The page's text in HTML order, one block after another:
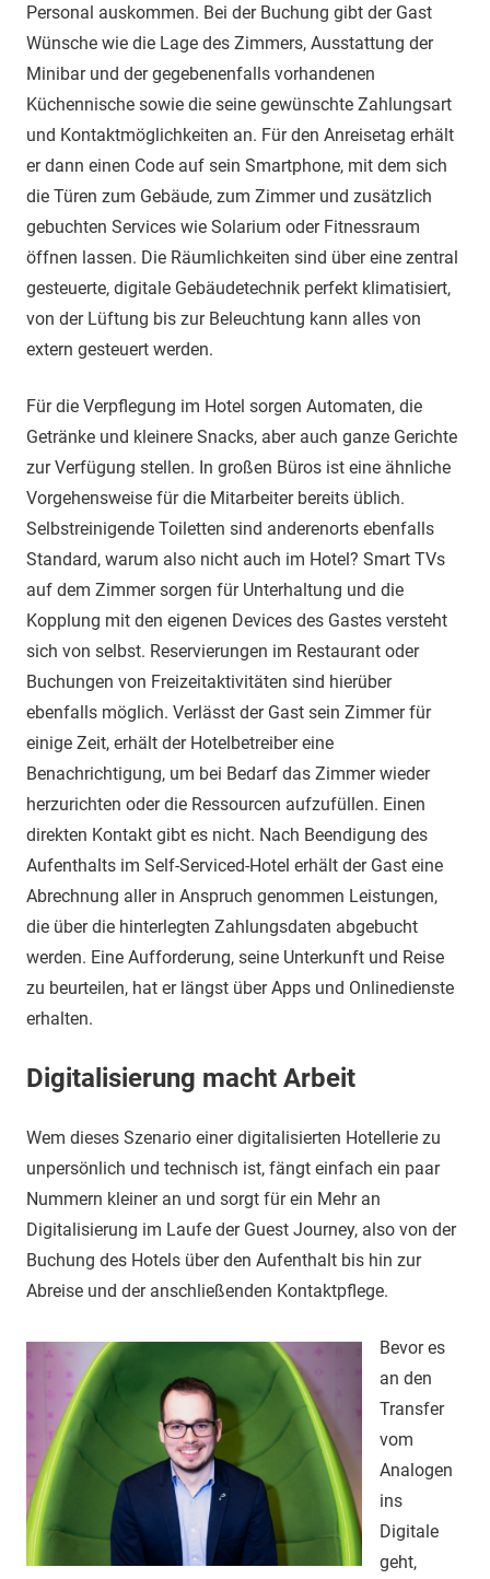
Personal auskommen. Bei der Buchung gibt der Gast
Wünsche wie die Lage des Zimmers, Ausstattung der
Minibar und der gegebenenfalls vorhandenen
Küchennische sowie die seine gewünschte Zahlungsart
und Kontaktmöglichkeiten an. Für den Anreisetag erhält
er dann einen Code auf sein Smartphone, mit dem sich
die Türen zum Gebäude, zum Zimmer und zusätzlich
gebuchten Services wie Solarium oder Fitnessraum
öffnen lassen. Die Räumlichkeiten sind über eine zentral
gesteuerte, digitale Gebäudetechnik perfekt klimatisiert,
von der Lüftung bis zur Beleuchtung kann alles von
extern gesteuert werden.
Für die Verpflegung im Hotel sorgen Automaten, die
Getränke und kleinere Snacks, aber auch ganze Gerichte
zur Verfügung stellen. In großen Büros ist eine ähnliche
Vorgehensweise für die Mitarbeiter bereits üblich.
Selbstreinigende Toiletten sind anderenorts ebenfalls
Standard, warum also nicht auch im Hotel? Smart TVs
auf dem Zimmer sorgen für Unterhaltung und die
Kopplung mit den eigenen Devices des Gastes versteht
sich von selbst. Reservierungen im Restaurant oder
Buchungen von Freizeitaktivitäten sind hierüber
ebenfalls möglich. Verlässt der Gast sein Zimmer für
einige Zeit, erhält der Hotelbetreiber eine
Benachrichtigung, um bei Bedarf das Zimmer wieder
herzurichten oder die Ressourcen aufzufüllen. Einen
direkten Kontakt gibt es nicht. Nach Beendigung des
Aufenthalts im Self-Serviced-Hotel erhält der Gast eine
Abrechnung aller in Anspruch genommen Leistungen,
die über die hinterlegten Zahlungsdaten abgebucht
werden. Eine Aufforderung, seine Unterkunft und Reise
zu beurteilen, hat er längst über Apps und Onlinedienste
erhalten.
Digitalisierung macht Arbeit
Wem dieses Szenario einer digitalisierten Hotellerie zu
unpersönlich und technisch ist, fängt einfach ein paar
Nummern kleiner an und sorgt für ein Mehr an
Digitalisierung im Laufe der Guest Journey, also von der
Buchung des Hotels über den Aufenthalt bis hin zur
Abreise und der anschließenden Kontaktpflege.
Bevor es
an den
Transfer
vom
Analogen
ins
Digitale
geht,